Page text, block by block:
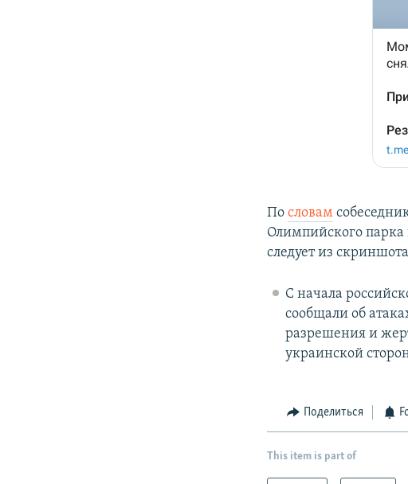
Пословам
Олимпийского парка
следует из
С начала
сообщали об
разрешения и
украинской
Поделиться
This item is part of